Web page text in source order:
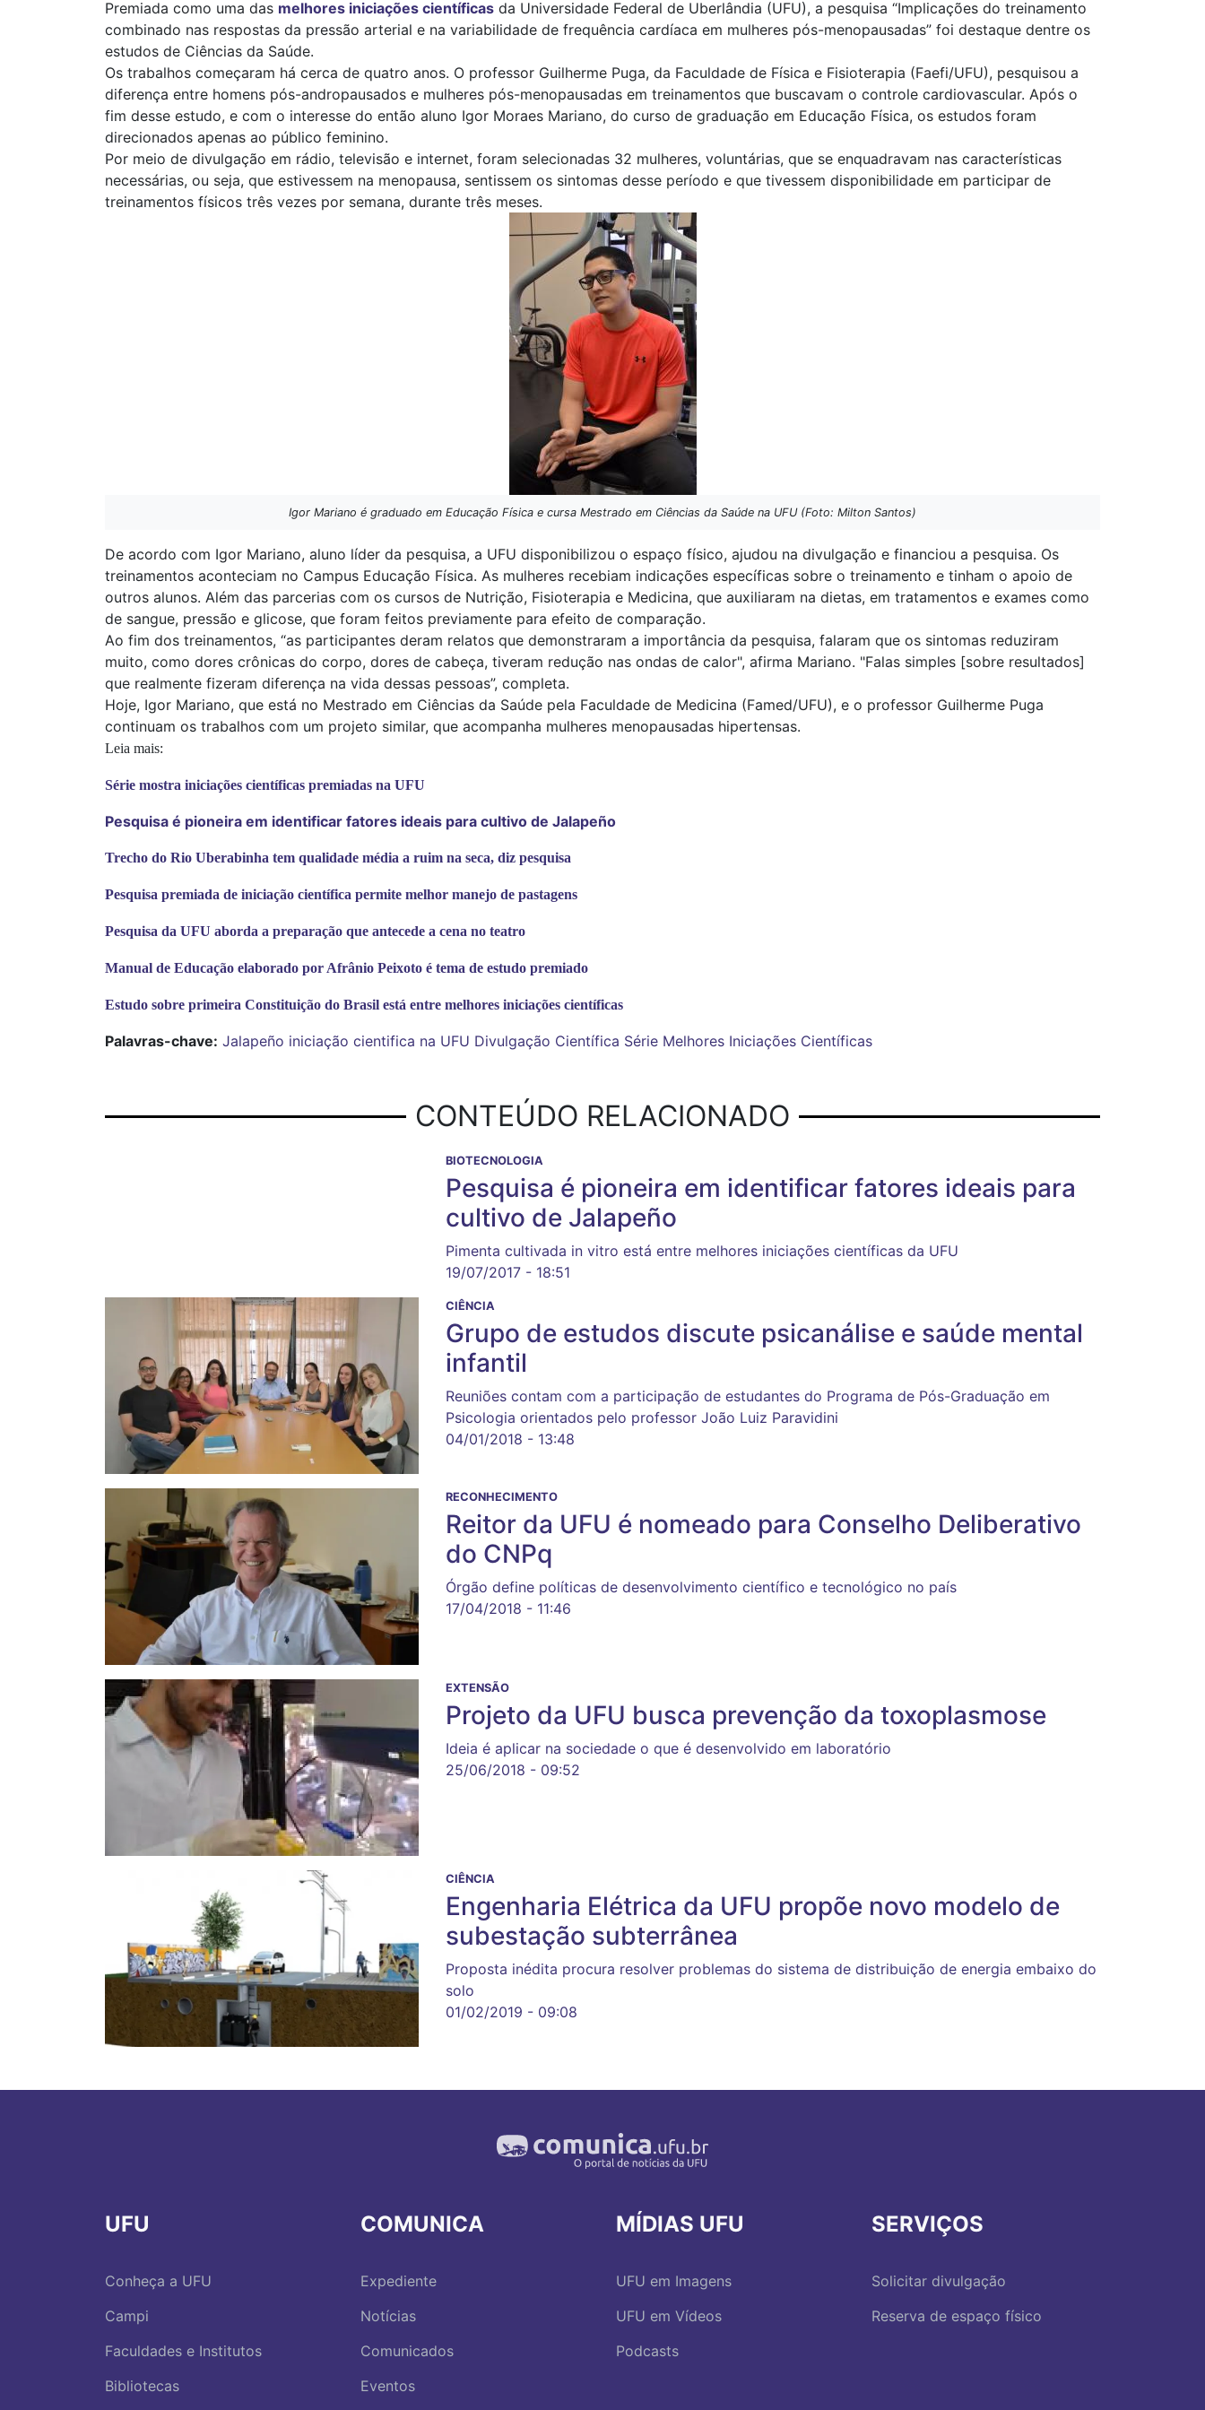
Premiada como uma das melhores iniciações científicas da Universidade Federal de Uberlândia (UFU), a pesquisa “Implicações do treinamento
combinado nas respostas da pressão arterial e na variabilidade de frequência cardíaca em mulheres pós-menopausadas” foi destaque dentre os
estudos de Ciências da Saúde.
Os trabalhos começaram há cerca de quatro anos. O professor Guilherme Puga, da Faculdade de Física e Fisioterapia (Faefi/UFU), pesquisou a
diferença entre homens pós-andropausados e mulheres pós-menopausadas em treinamentos que buscavam o controle cardiovascular. Após o
fim desse estudo, e com o interesse do então aluno Igor Moraes Mariano, do curso de graduação em Educação Física, os estudos foram
direcionados apenas ao público feminino.
Por meio de divulgação em rádio, televisão e internet, foram selecionadas 32 mulheres, voluntárias, que se enquadravam nas características
necessárias, ou seja, que estivessem na menopausa, sentissem os sintomas desse período e que tivessem disponibilidade em participar de
treinamentos físicos três vezes por semana, durante três meses.
Igor Mariano é graduado em Educação Física e cursa Mestrado em Ciências da Saúde na UFU (Foto: Milton Santos)
De acordo com Igor Mariano, aluno líder da pesquisa, a UFU disponibilizou o espaço físico, ajudou na divulgação e financiou a pesquisa. Os
treinamentos aconteciam no Campus Educação Física. As mulheres recebiam indicações específicas sobre o treinamento e tinham o apoio de
outros alunos. Além das parcerias com os cursos de Nutrição, Fisioterapia e Medicina, que auxiliaram na dietas, em tratamentos e exames como
de sangue, pressão e glicose, que foram feitos previamente para efeito de comparação.
Ao fim dos treinamentos, “as participantes deram relatos que demonstraram a importância da pesquisa, falaram que os sintomas reduziram
muito, como dores crônicas do corpo, dores de cabeça, tiveram redução nas ondas de calor", afirma Mariano. "Falas simples [sobre resultados]
que realmente fizeram diferença na vida dessas pessoas”, completa.
Hoje, Igor Mariano, que está no Mestrado em Ciências da Saúde pela Faculdade de Medicina (Famed/UFU), e o professor Guilherme Puga
continuam os trabalhos com um projeto similar, que acompanha mulheres menopausadas hipertensas.
Leia mais:
Série mostra iniciações científicas premiadas na UFU
Pesquisa é pioneira em identificar fatores ideais para cultivo de Jalapeño
Trecho do Rio Uberabinha tem qualidade média a ruim na seca, diz pesquisa
Pesquisa premiada de iniciação científica permite melhor manejo de pastagens
Pesquisa da UFU aborda a preparação que antecede a cena no teatro
Manual de Educação elaborado por Afrânio Peixoto é tema de estudo premiado
Estudo sobre primeira Constituição do Brasil está entre melhores iniciações científicas
Palavras-chave: Jalapeño iniciação cientifica na UFU Divulgação Científica Série Melhores Iniciações Científicas
CONTEÚDO RELACIONADO
BIOTECNOLOGIA
Pesquisa é pioneira em identificar fatores ideais para
cultivo de Jalapeño
Pimenta cultivada in vitro está entre melhores iniciações científicas da UFU
19/07/2017 - 18:51
CIÊNCIA
Grupo de estudos discute psicanálise e saúde mental
infantil
Reuniões contam com a participação de estudantes do Programa de Pós-Graduação em
Psicologia orientados pelo professor João Luiz Paravidini
04/01/2018 - 13:48
RECONHECIMENTO
Reitor da UFU é nomeado para Conselho Deliberativo
do CNPq
Órgão define políticas de desenvolvimento científico e tecnológico no país
17/04/2018 - 11:46
EXTENSÃO
Projeto da UFU busca prevenção da toxoplasmose
Ideia é aplicar na sociedade o que é desenvolvido em laboratório
25/06/2018 - 09:52
CIÊNCIA
Engenharia Elétrica da UFU propõe novo modelo de
subestação subterrânea
Proposta inédita procura resolver problemas do sistema de distribuição de energia embaixo do
solo
01/02/2019 - 09:08
UFU
Conheça a UFU
Campi
Faculdades e Institutos
Bibliotecas
COMUNICA
Expediente
Notícias
Comunicados
Eventos
MÍDIAS UFU
UFU em Imagens
UFU em Vídeos
Podcasts
SERVIÇOS
Solicitar divulgação
Reserva de espaço físico